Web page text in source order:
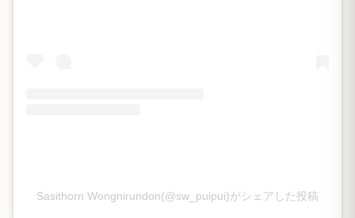
Sasithorn Wongnirundon(@sw_puipui)がシェアした投稿